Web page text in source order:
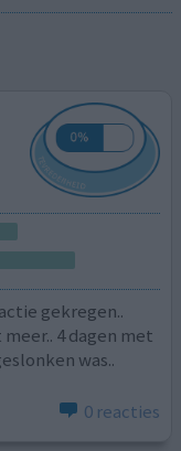
gekregen..
4 dagen met
was..
0 reacties